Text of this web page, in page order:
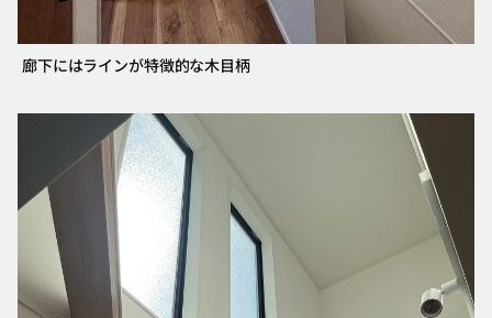
廊下にはラインが特徴的な木目柄